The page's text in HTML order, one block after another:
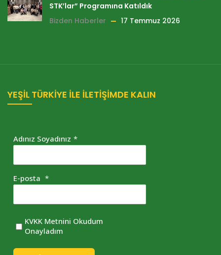
STK’lar” Programına Katıldık
Bizden Haberler
17 Temmuz 2026
YEŞİL TÜRKİYE İLE İLETİŞİMDE KALIN
Adınız Soyadınız *
E-posta *
KVKK Metnini Okudum
Onayladım